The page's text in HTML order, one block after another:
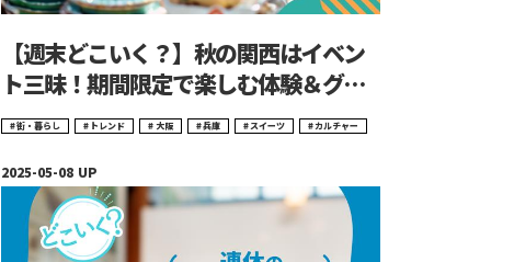
【週末どこいく？】秋の関西はイベン
ト三昧！期間限定で楽しむ体験＆グル
メ街・暮らし トレンド 大阪 兵庫 スイーツ カルチャー